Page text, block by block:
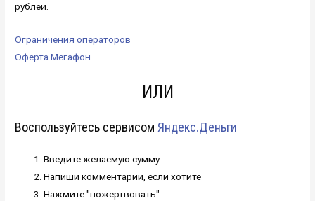
рублей.
Ограничения операторов
Оферта Мегафон
ИЛИ
Воспользуйтесь сервисом Яндекс.Деньги
Введите желаемую сумму
Напиши комментарий, если хотите
Нажмите "пожертвовать"